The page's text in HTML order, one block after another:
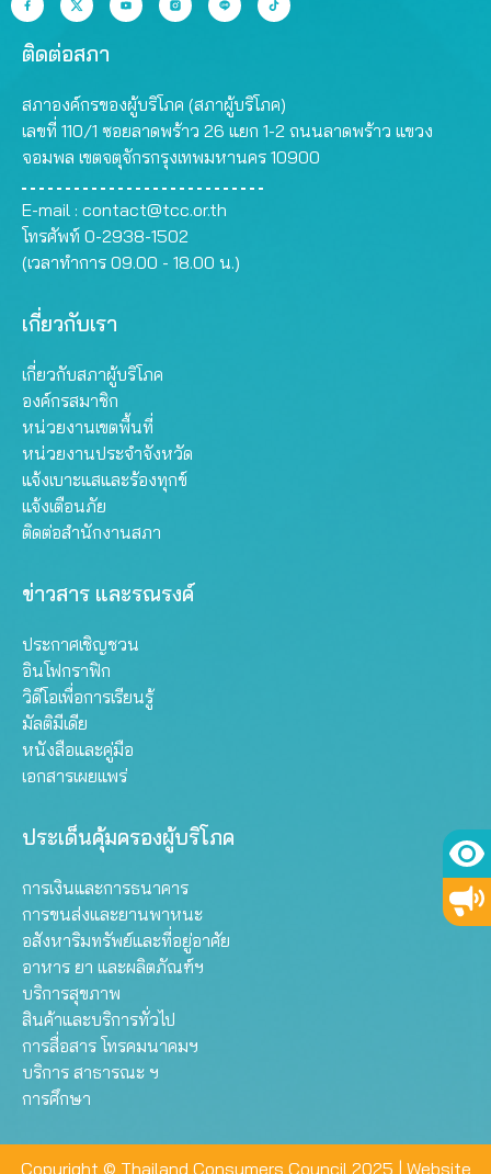
ติดต่อสภา
สภาองค์กรของผู้บริโภค (สภาผู้บริโภค)
เลขที่ 110/1 ซอยลาดพร้าว 26 แยก 1-2 ถนนลาดพร้าว แขวง
จอมพล เขตจตุจักรกรุงเทพมหานคร 10900
E-mail : contact@tcc.or.th
โทรศัพท์ 0-2938-1502
(เวลาทำการ 09.00 - 18.00 น.)
เกี่ยวกับเรา
เกี่ยวกับสภาผู้บริโภค
องค์กรสมาชิก
หน่วยงานเขตพื้นที่
หน่วยงานประจำจังหวัด
แจ้งเบาะแสและร้องทุกข์
แจ้งเตือนภัย
ติดต่อสำนักงานสภา
ข่าวสาร และรณรงค์
ประกาศเชิญชวน
อินโฟกราฟิก
วิดีโอเพื่อการเรียนรู้
มัลติมีเดีย
หนังสือและคู่มือ
เอกสารเผยแพร่
ประเด็นคุ้มครองผู้บริโภค
การเงินและการธนาคาร
การขนส่งและยานพาหนะ
อสังหาริมทรัพย์และที่อยู่อาศัย
อาหาร ยา และผลิตภัณฑ์ฯ
บริการสุขภาพ
สินค้าและบริการทั่วไป
การสื่อสาร โทรคมนาคมฯ
บริการ สาธารณะ ฯ
การศึกษา
Copyright © Thailand Consumers Council 2025 | Website